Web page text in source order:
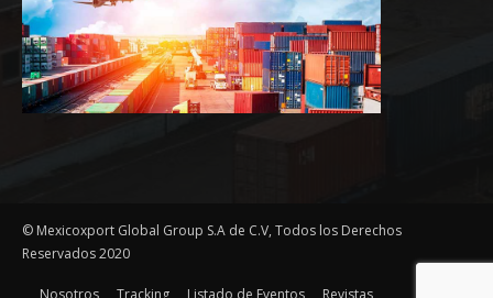
© Mexicoxport Global Group S.A de C.V, Todos los Derechos
Reservados 2020
Nosotros Tracking Listado de Eventos Revistas